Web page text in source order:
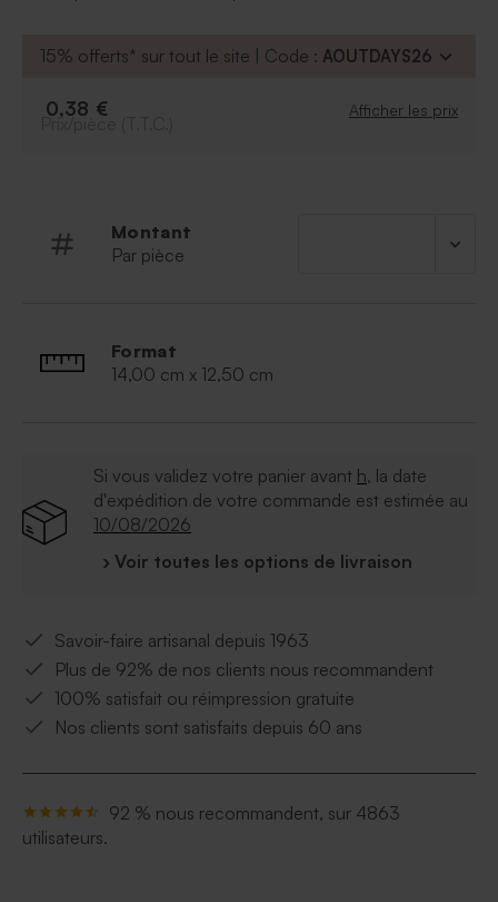
15% offerts* sur tout le site | Code : AOUTDAYS26
0,38 € Afficher les prix
Montant
Par pièce
Format
14,00 cm x 12,50 cm
Si vous validez votre panier avant h, la date
d'expédition de votre commande est estimée au
10/08/2026
› Voir toutes les options de livraison
Savoir-faire artisanal depuis 1963
Plus de 92% de nos clients nous recommandent
100% satisfait ou réimpression gratuite
Nos clients sont satisfaits depuis 60 ans
92 % nous recommandent, sur 4863
utilisateurs.